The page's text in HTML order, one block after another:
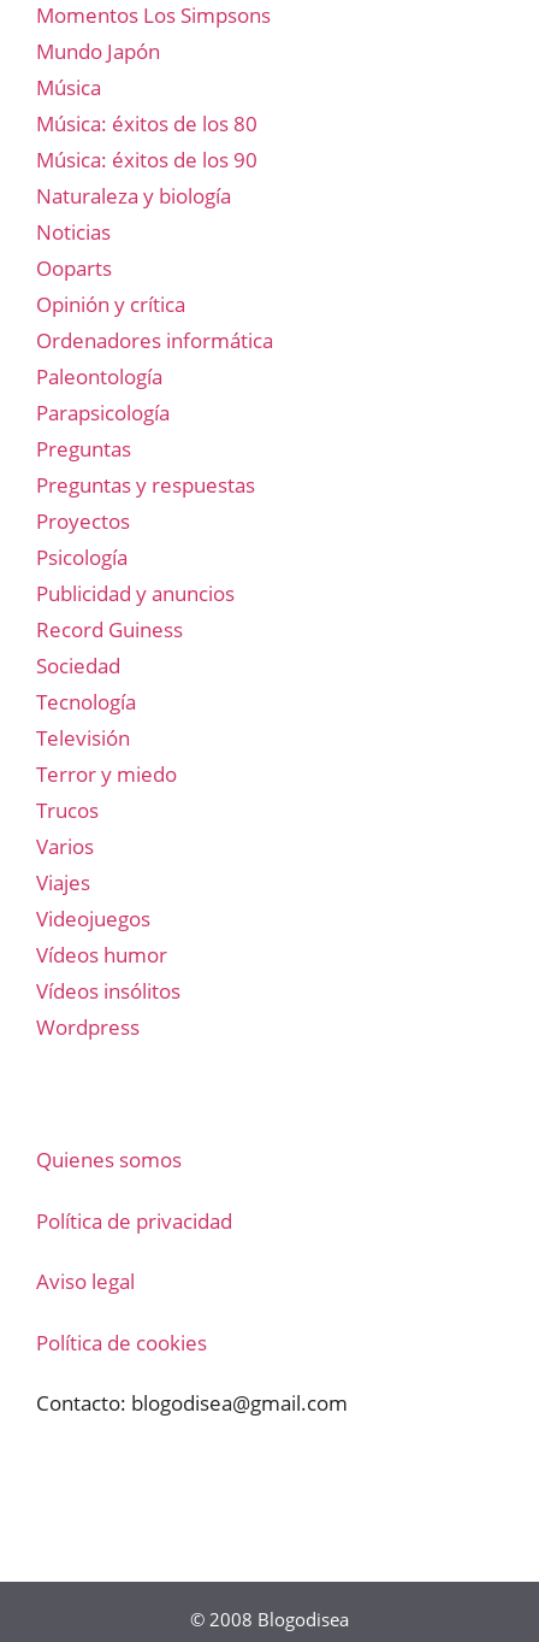
Momentos Los Simpsons
Mundo Japón
Música
Música: éxitos de los 80
Música: éxitos de los 90
Naturaleza y biología
Noticias
Ooparts
Opinión y crítica
Ordenadores informática
Paleontología
Parapsicología
Preguntas
Preguntas y respuestas
Proyectos
Psicología
Publicidad y anuncios
Record Guiness
Sociedad
Tecnología
Televisión
Terror y miedo
Trucos
Varios
Viajes
Videojuegos
Vídeos humor
Vídeos insólitos
Wordpress
Quienes somos
Política de privacidad
Aviso legal
Política de cookies
Contacto: blogodisea@gmail.com
© 2008 Blogodisea